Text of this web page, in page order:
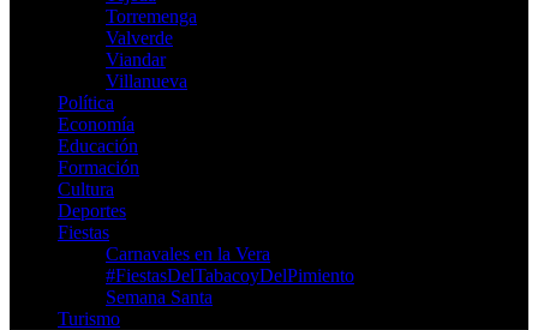
Torremenga
Valverde
Viandar
Villanueva
Política
Economía
Educación
Formación
Cultura
Deportes
Fiestas
Carnavales en la Vera
‪#‎FiestasDelTabacoyDelPimiento‬
Semana Santa
Turismo